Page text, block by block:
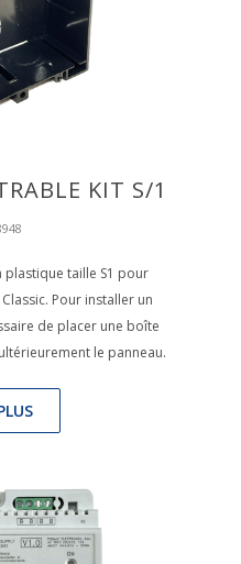
KIT S/1
taille S1 pour
Pour installer un
de placer une boîte
le panneau.